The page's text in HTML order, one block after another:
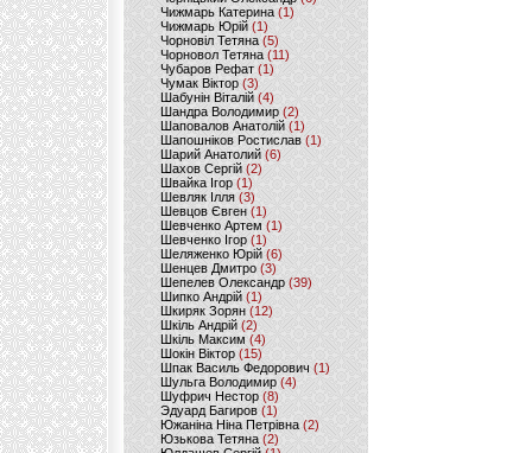
Чижмарь Катерина (1)
Чижмарь Юрій (1)
Чорновіл Тетяна (5)
Чорновол Тетяна (11)
Чубаров Рефат (1)
Чумак Віктор(3)
Шабунін Віталій (4)
Шандра Володимир (2)
Шаповалов Анатолій(1)
Шапошніков Ростислав(1)
Шарий Анатолий(6)
Шахов Сергій(2)
Швайка Ігор (1)
Шевляк Ілля (3)
Шевцов Євген (1)
Шевченко Артем(1)
Шевченко Ігор(1)
Шеляженко Юрій (6)
Шенцев Дмитро (3)
Шепелев Олександр (39)
Шипко Андрій(1)
Шкиряк Зорян(12)
Шкіль Андрій(2)
Шкіль Максим (4)
Шокін Віктор (15)
Шпак Василь Федорович (1)
Шульга Володимир (4)
Шуфрич Нестор(8)
Эдуард Багиров (1)
Южаніна Ніна Петрівна (2)
Юзькова Тетяна(2)